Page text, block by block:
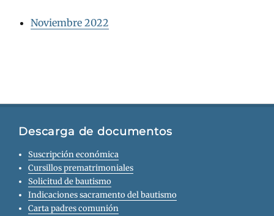
Noviembre 2022
Descarga de documentos
Suscripción económica
Cursillos prematrimoniales
Solicitud de bautismo
Indicaciones sacramento del bautismo
Carta padres comunión